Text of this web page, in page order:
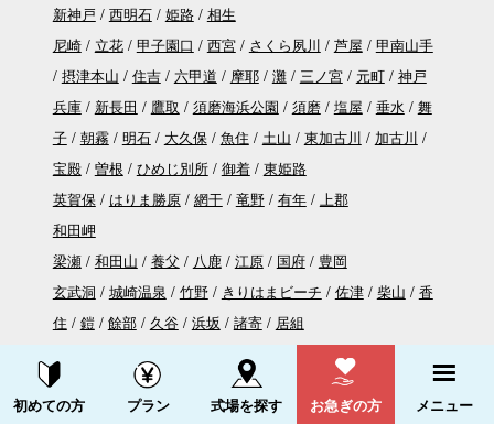
新神戸 西明石 姫路
相生
尼崎
立花 甲子園口 西宮 さくら夙川 芦屋
甲南山手
摂津本山
住吉 六甲道 摩耶 灘 三ノ宮 元町
神戸
兵庫
新長田 鷹取 須磨海浜公園 須磨 塩屋 垂水
舞
子
朝霧 明石 大久保 魚住 土山 東加古川
加古川
宝殿
曽根 ひめじ別所 御着
東姫路
英賀保
はりま勝原 網干 竜野 有年
上郡
和田岬
梁瀬
和田山 養父 八鹿 江原 国府
豊岡
玄武洞
城崎温泉 竹野 きりはまビーチ 佐津 柴山
香
住
鎧 餘部 久谷 浜坂 諸寄
居組
中山寺
瀬
西宮名塩 武田尾 道場 三田 新三田 広野
藍本
古市 南矢代 篠山口
資料請求する 電話をかける
初めての方 プラン 式場を探す お急ぎの方 メニュー